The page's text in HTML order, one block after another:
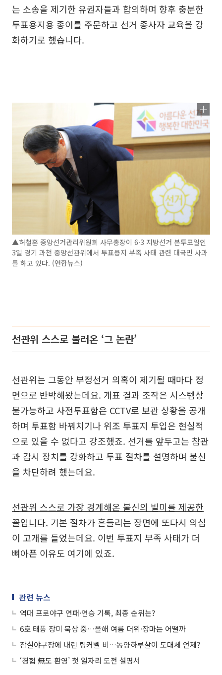
는 소송을 제기한 유권자들과 합의하며 향후 충분한
투표용지용 종이를 주문하고 선거 종사자 교육을 강
화하기로 했습니다.
▲허철훈 중앙선거관리위원회 사무총장이 6·3 지방선거 본투표일인
3일 경기 과천 중앙선관위에서 투표용지 부족 사태 관련 대국민 사과
를 하고 있다. (연합뉴스)
선관위 스스로 불러온 ‘그 논란’
선관위는 그동안 부정선거 의혹이 제기될 때마다 정
면으로 반박해왔는데요. 개표 결과 조작은 시스템상
불가능하고 사전투표함은 CCTV로 보관 상황을 공개
하며 투표함 바꿔치기나 위조 투표지 투입은 현실적
으로 있을 수 없다고 강조했죠. 선거를 앞두고는 참관
과 감시 장치를 강화하고 투표 절차를 설명하며 불신
을 차단하려 했는데요.
선관위 스스로 가장 경계해온 불신의 빌미를 제공한
꼴입니다. 기본 절차가 흔들리는 장면에 또다시 의심
이 고개를 들었는데요. 이번 투표지 부족 사태가 더
뼈아픈 이유도 여기에 있죠.
관련 뉴스
역대 프로야구 연패·연승 기록, 최종 순위는?
6호 태풍 장미 북상 중…올해 여름 더위·장마는 어떨까
잠실야구장에 내린 팅커벨 비…동양하루살이 도대체 언제?
‘경험 無도 환영’ 첫 일자리 도전 설명서